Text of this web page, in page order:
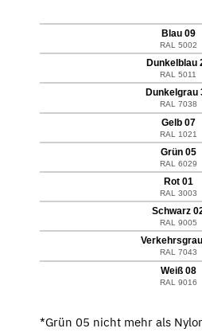
Blau 09
RAL 5002
Dunkelblau
RAL 5011
Dunkelgrau
RAL 7038
Gelb 07
RAL 1021
Grün 05
RAL 6029
Rot 01
RAL 3003
Schwarz
RAL 9005
RAL 7043
Weiß 08
RAL 9016
*Grün 05 nicht mehr als